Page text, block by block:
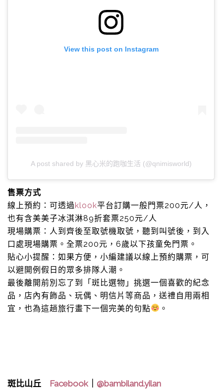
View this post on Instagram
A post shared by 黑心米的跑咖生活 (@qnimisworld)
售票方式
線上預約：可透過klook平台訂購一般門票200元/人，
也有含美美子冰淇淋89折套票250元/人
現場購票：人到齊後至取號機取號，聽到叫號後，到入
口處現場購票。全票200元，6歲以下孩童免門票。
貼心小提醒：如果方便，小編建議以線上預約購票，可
以避開例假日的眾多排隊人潮。
最後離開前別忘了到「斑比選物」挑選一個喜歡的紀念
品，店內有飾品、玩偶、明信片等商品，送禮自用兩相
宜，也為這趟旅行畫下一個完美的句點
。
斑比山丘 Facebook @bambiland.yilan